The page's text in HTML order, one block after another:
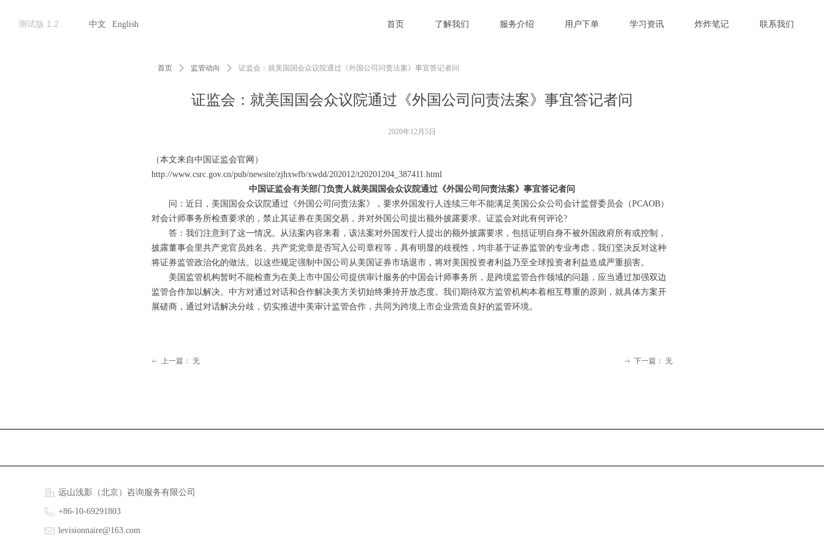
首页 了解我们 服务介绍 用户下单 学习资讯 炸炸笔记 联系我们
测试版 1.2 中文 English
证监会：就美国国会众议院通过《外国公司问责法案》事宜答记者问
首页 ꄲ 监管动向 ꄲ 证监会：就美国国会众议院通过《外国公司问责法案》事宜答记者问
（本文来自中国证监会官网）
http://www.csrc.gov.cn/pub/newsite/zjhxwfb/xwdd/202012/t20201204_387411.html
中国证监会有关部门负责人就美国国会众议院通过《外国公司问责法案》事宜答记者问
问：近日，美国国会众议院通过《外国公司问责法案》，要求外国发行人连续三年不能满足美国公众公司会计监督委员会（PCAOB）
对会计师事务所检查要求的，禁止其证券在美国交易，并对外国公司提出额外披露要求。证监会对此有何评论?
答：我们注意到了这一情况。从法案内容来看，该法案对外国发行人提出的额外披露要求，包括证明自身不被外国政府所有或控制，
披露董事会里共产党官员姓名、共产党党章是否写入公司章程等，具有明显的歧视性，均非基于证券监管的专业考虑，我们坚决反对这种
将证券监管政治化的做法。以这些规定强制中国公司从美国证券市场退市，将对美国投资者利益乃至全球投资者利益造成严重损害。
美国监管机构暂时不能检查为在美上市中国公司提供审计服务的中国会计师事务所，是跨境监管合作领域的问题，应当通过加强双边
监管合作加以解决。中方对通过对话和合作解决美方关切始终秉持开放态度。我们期待双方监管机构本着相互尊重的原则，就具体方案开
展磋商，通过对话解决分歧，切实推进中美审计监管合作，共同为跨境上市企业营造良好的监管环境。
2020年12月5日
ꂃ 上一篇： 无 ꁹ 下一篇： 无
远山浅影（北京）咨询服务有限公司
+86-10-69291803
levisionnaire@163.com